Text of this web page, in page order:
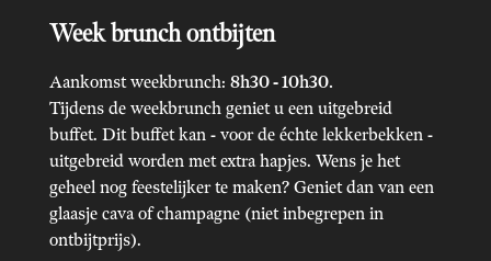
Week brunch ontbijten
Aankomst weekbrunch: 8h30 - 10h30.
Tijdens de weekbrunch geniet u een uitgebreid
buffet. Dit buffet kan - voor de échte lekkerbekken -
uitgebreid worden met extra hapjes. Wens je het
geheel nog feestelijker te maken? Geniet dan van een
glaasje cava of champagne (niet inbegrepen in
ontbijtprijs).